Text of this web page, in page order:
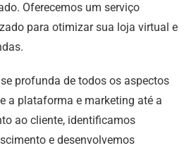
Oferecemos um serviço
para otimizar sua loja virtual e
profunda de todos os aspectos
a plataforma e marketing até a
ao cliente, identificamos
e desenvolvemos